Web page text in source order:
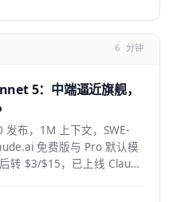
6 分钟
5：中端逼近旗舰，
布，1M 上下文，SWE-
免费版与 Pro 默认模
转 $3/$15，已上线 Claude